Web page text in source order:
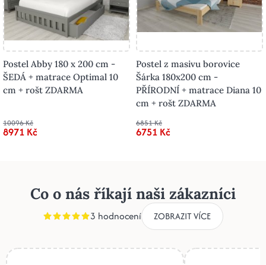
Postel Abby 180 x 200 cm -
ŠEDÁ + matrace Optimal 10
cm + rošt ZDARMA
10096 Kč
8971 Kč
Postel z masivu borovice
Šárka 180x200 cm -
PŘÍRODNÍ + matrace Diana 10
cm + rošt ZDARMA
6851 Kč
6751 Kč
Co o nás říkají naši zákazníci
3 hodnocení ZOBRAZIT VÍCE